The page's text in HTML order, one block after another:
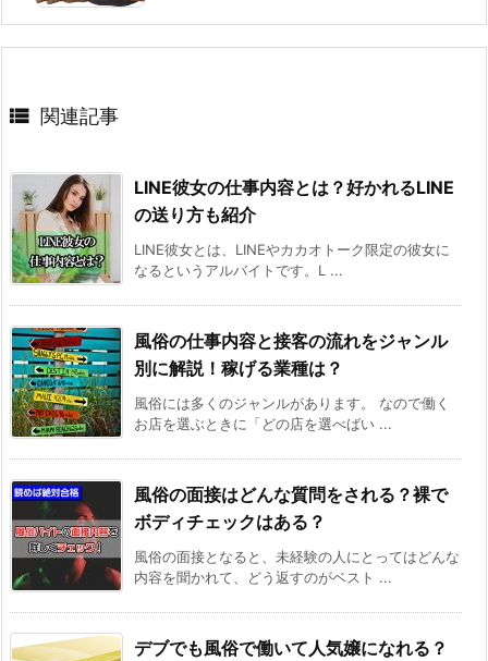
 関連記事
LINE彼女の仕事内容とは？好かれるLINE
の送り方も紹介
LINE彼女とは、LINEやカカオトーク限定の彼女に
なるというアルバイトです。L ...
風俗の仕事内容と接客の流れをジャンル
別に解説！稼げる業種は？
風俗には多くのジャンルがあります。 なので働く
お店を選ぶときに「どの店を選べばい ...
風俗の面接はどんな質問をされる？裸で
ボディチェックはある？
風俗の面接となると、未経験の人にとってはどんな
内容を聞かれて、どう返すのがベスト ...
デブでも風俗で働いて人気嬢になれる？